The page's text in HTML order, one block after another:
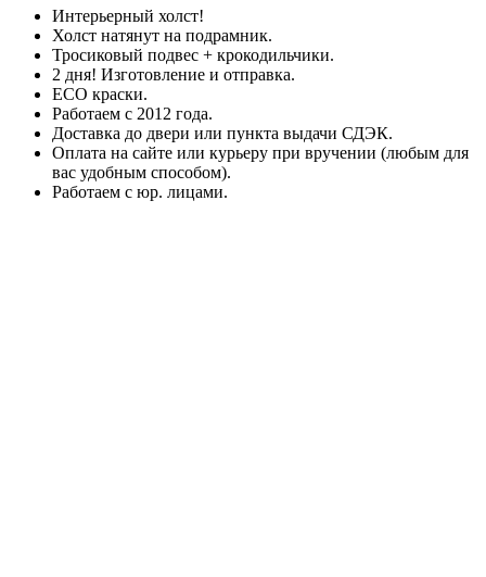
Интерьерный холст!
Холст натянут на подрамник.
Тросиковый подвес + крокодильчики.
2 дня! Изготовление и отправка.
ECO краски.
Работаем с 2012 года.
Доставка до двери или пункта выдачи СДЭК.
Оплата на сайте или курьеру при вручении (любым для
вас удобным способом).
Работаем с юр. лицами.